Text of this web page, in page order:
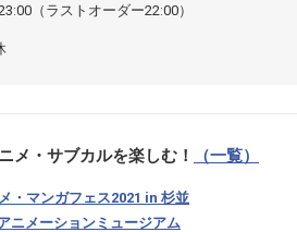
（ラストオーダー22:00）
メ・サブカルを楽しむ！ （一覧）
・マンガフェス2021 in 杉並
メーションミュージアム